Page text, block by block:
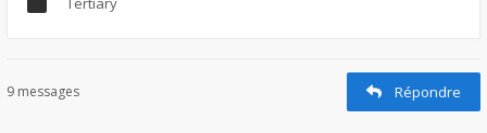
9 messages Répondre